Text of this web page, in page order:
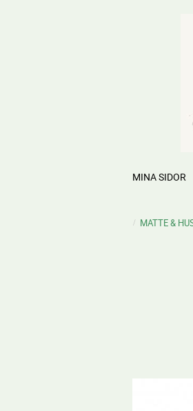
MINA SIDOR
MATTE &